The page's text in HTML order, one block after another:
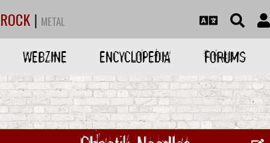
ROCK | METAL
WEBZINE ENCYCLOPEDIA FORUMS